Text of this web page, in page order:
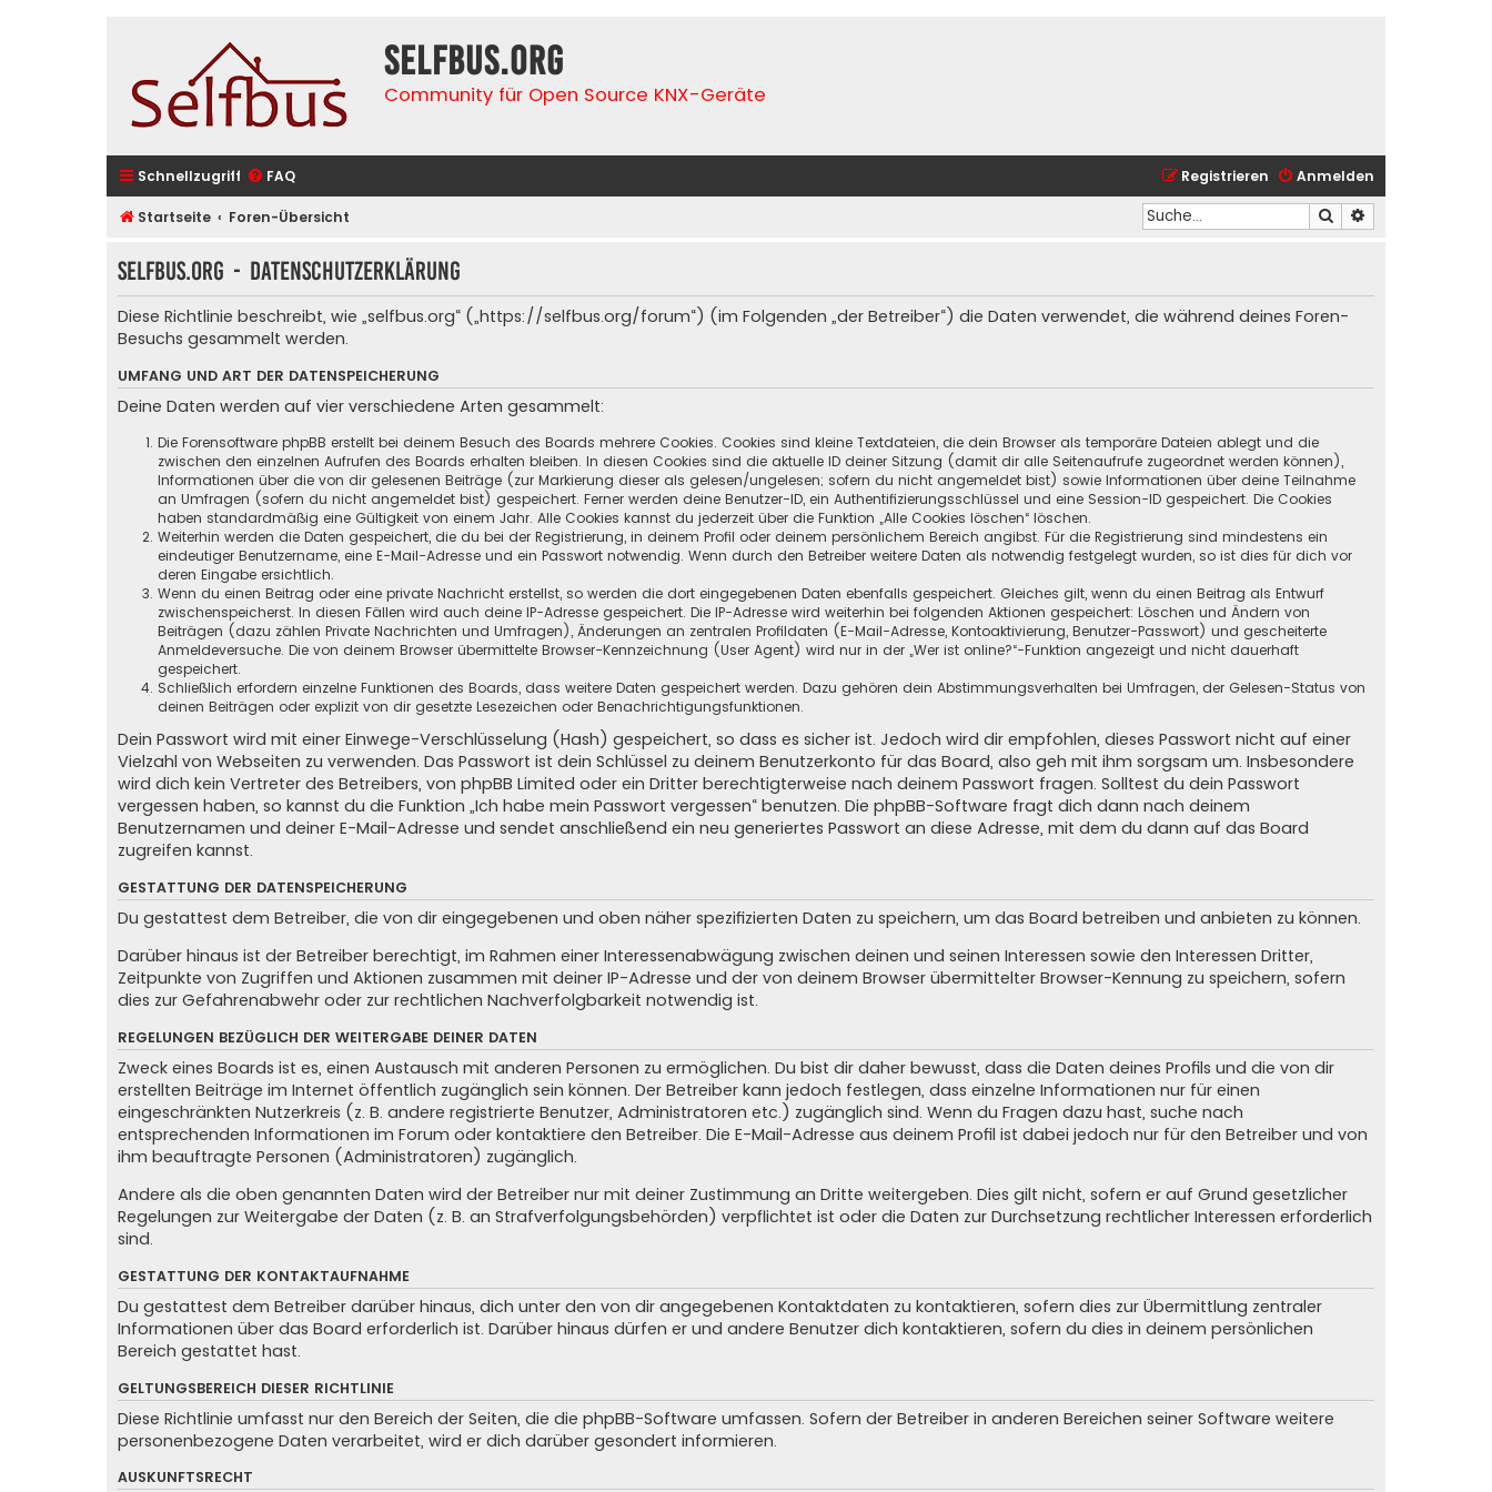
selfbus.org
Community für Open Source KNX-Geräte
Schnellzugriff FAQ Anmelden
Registrieren
Startseite Foren-Übersicht Suche
selfbus.org - Datenschutzerklärung
Diese Richtlinie beschreibt, wie „selfbus.org“ („https://selfbus.org/forum“) (im Folgenden „der Betreiber“) die Daten verwendet, die während deines Foren-
Besuchs gesammelt werden.
UMFANG UND ART DER DATENSPEICHERUNG
Deine Daten werden auf vier verschiedene Arten gesammelt:
Die Forensoftware phpBB erstellt bei deinem Besuch des Boards mehrere Cookies. Cookies sind kleine Textdateien, die dein Browser als temporäre Dateien ablegt und die
zwischen den einzelnen Aufrufen des Boards erhalten bleiben. In diesen Cookies sind die aktuelle ID deiner Sitzung (damit dir alle Seitenaufrufe zugeordnet werden können),
Informationen über die von dir gelesenen Beiträge (zur Markierung dieser als gelesen/ungelesen; sofern du nicht angemeldet bist) sowie Informationen über deine Teilnahme
an Umfragen (sofern du nicht angemeldet bist) gespeichert. Ferner werden deine Benutzer-ID, ein Authentifizierungsschlüssel und eine Session-ID gespeichert. Die Cookies
haben standardmäßig eine Gültigkeit von einem Jahr. Alle Cookies kannst du jederzeit über die Funktion „Alle Cookies löschen“ löschen.
Weiterhin werden die Daten gespeichert, die du bei der Registrierung, in deinem Profil oder deinem persönlichem Bereich angibst. Für die Registrierung sind mindestens ein
eindeutiger Benutzername, eine E-Mail-Adresse und ein Passwort notwendig. Wenn durch den Betreiber weitere Daten als notwendig festgelegt wurden, so ist dies für dich vor
deren Eingabe ersichtlich.
Wenn du einen Beitrag oder eine private Nachricht erstellst, so werden die dort eingegebenen Daten ebenfalls gespeichert. Gleiches gilt, wenn du einen Beitrag als Entwurf
zwischenspeicherst. In diesen Fällen wird auch deine IP-Adresse gespeichert. Die IP-Adresse wird weiterhin bei folgenden Aktionen gespeichert: Löschen und Ändern von
Beiträgen (dazu zählen Private Nachrichten und Umfragen), Änderungen an zentralen Profildaten (E-Mail-Adresse, Kontoaktivierung, Benutzer-Passwort) und gescheiterte
Anmeldeversuche. Die von deinem Browser übermittelte Browser-Kennzeichnung (User Agent) wird nur in der „Wer ist online?“-Funktion angezeigt und nicht dauerhaft
gespeichert.
Schließlich erfordern einzelne Funktionen des Boards, dass weitere Daten gespeichert werden. Dazu gehören dein Abstimmungsverhalten bei Umfragen, der Gelesen-Status von
deinen Beiträgen oder explizit von dir gesetzte Lesezeichen oder Benachrichtigungsfunktionen.
Dein Passwort wird mit einer Einwege-Verschlüsselung (Hash) gespeichert, so dass es sicher ist. Jedoch wird dir empfohlen, dieses Passwort nicht auf einer
Vielzahl von Webseiten zu verwenden. Das Passwort ist dein Schlüssel zu deinem Benutzerkonto für das Board, also geh mit ihm sorgsam um. Insbesondere
wird dich kein Vertreter des Betreibers, von phpBB Limited oder ein Dritter berechtigterweise nach deinem Passwort fragen. Solltest du dein Passwort
vergessen haben, so kannst du die Funktion „Ich habe mein Passwort vergessen“ benutzen. Die phpBB-Software fragt dich dann nach deinem
Benutzernamen und deiner E-Mail-Adresse und sendet anschließend ein neu generiertes Passwort an diese Adresse, mit dem du dann auf das Board
zugreifen kannst.
GESTATTUNG DER DATENSPEICHERUNG
Du gestattest dem Betreiber, die von dir eingegebenen und oben näher spezifizierten Daten zu speichern, um das Board betreiben und anbieten zu können.
Darüber hinaus ist der Betreiber berechtigt, im Rahmen einer Interessenabwägung zwischen deinen und seinen Interessen sowie den Interessen Dritter,
Zeitpunkte von Zugriffen und Aktionen zusammen mit deiner IP-Adresse und der von deinem Browser übermittelter Browser-Kennung zu speichern, sofern
dies zur Gefahrenabwehr oder zur rechtlichen Nachverfolgbarkeit notwendig ist.
REGELUNGEN BEZÜGLICH DER WEITERGABE DEINER DATEN
Zweck eines Boards ist es, einen Austausch mit anderen Personen zu ermöglichen. Du bist dir daher bewusst, dass die Daten deines Profils und die von dir
erstellten Beiträge im Internet öffentlich zugänglich sein können. Der Betreiber kann jedoch festlegen, dass einzelne Informationen nur für einen
eingeschränkten Nutzerkreis (z. B. andere registrierte Benutzer, Administratoren etc.) zugänglich sind. Wenn du Fragen dazu hast, suche nach
entsprechenden Informationen im Forum oder kontaktiere den Betreiber. Die E-Mail-Adresse aus deinem Profil ist dabei jedoch nur für den Betreiber und von
ihm beauftragte Personen (Administratoren) zugänglich.
Andere als die oben genannten Daten wird der Betreiber nur mit deiner Zustimmung an Dritte weitergeben. Dies gilt nicht, sofern er auf Grund gesetzlicher
Regelungen zur Weitergabe der Daten (z. B. an Strafverfolgungsbehörden) verpflichtet ist oder die Daten zur Durchsetzung rechtlicher Interessen erforderlich
sind.
GESTATTUNG DER KONTAKTAUFNAHME
Du gestattest dem Betreiber darüber hinaus, dich unter den von dir angegebenen Kontaktdaten zu kontaktieren, sofern dies zur Übermittlung zentraler
Informationen über das Board erforderlich ist. Darüber hinaus dürfen er und andere Benutzer dich kontaktieren, sofern du dies in deinem persönlichen
Bereich gestattet hast.
GELTUNGSBEREICH DIESER RICHTLINIE
Diese Richtlinie umfasst nur den Bereich der Seiten, die die phpBB-Software umfassen. Sofern der Betreiber in anderen Bereichen seiner Software weitere
personenbezogene Daten verarbeitet, wird er dich darüber gesondert informieren.
AUSKUNFTSRECHT